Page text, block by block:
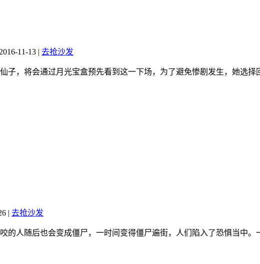
11-13 | 去抢沙发
子，将会通过月光宝盒预先看到这一下场，为了避免惨剧发生，她选
| 去抢沙发
的人随后也会变成僵尸，一时间变得僵尸遍街，人们陷入了恐惧当中